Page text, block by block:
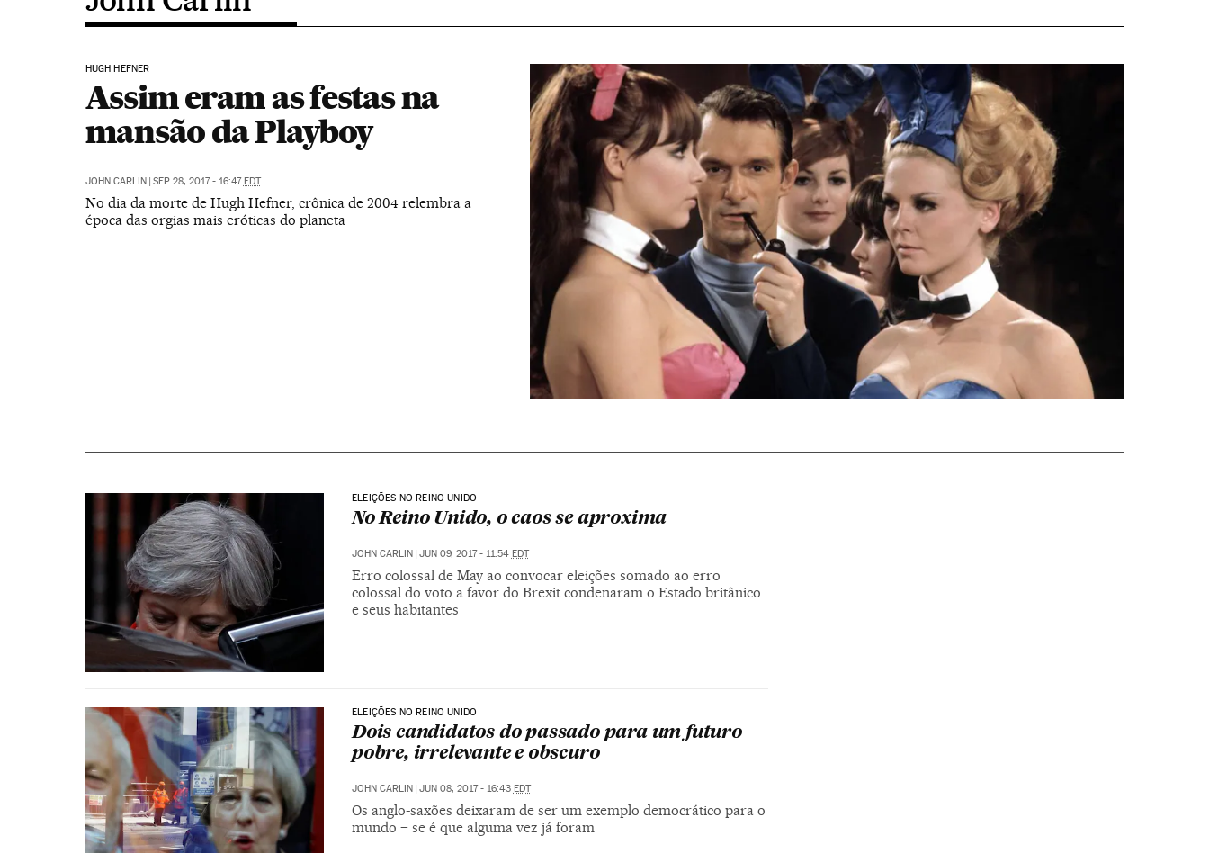
HUGH HEFNER
Assim eram as festas na
mansão da Playboy
JOHN CARLIN | SEP 28, 2017 - 16:47EDT
No dia da morte de Hugh Hefner, crônica de 2004 relembra a
época das orgias mais eróticas do planeta
ELEIÇÕES NO REINO UNIDO
No Reino Unido, o caos se aproxima
JOHN CARLIN | JUN 09, 2017 - 11:54 EDT
Erro colossal de May ao convocar eleições somado ao erro
colossal do voto a favor do Brexit condenaram o Estado britânico
e seus habitantes
ELEIÇÕES NO REINO UNIDO
Dois candidatos do passado para um futuro
pobre, irrelevante e obscuro
JOHN CARLIN JUN 08, 2017 - 16:43 EDT
Os anglo-saxões deixaram de ser um exemplo democrático para o
mundo – se é que alguma vez já foram